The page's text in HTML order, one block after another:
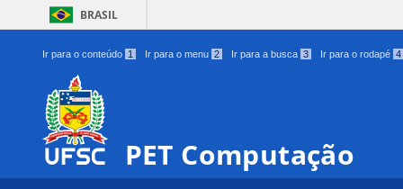
BRASIL
Ir para o conteúdo 1 Ir para o menu 2 Ir para a busca 3 Ir para o rodapé 4
PET Computação